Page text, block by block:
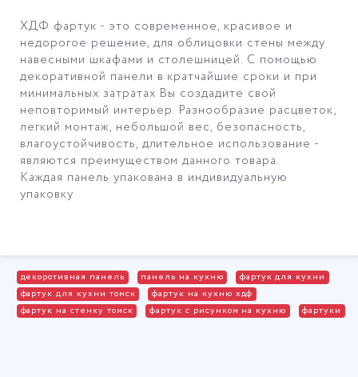
ХДФ фартук - это современное, красивое и
недорогое решение, для облицовки стены между
навесными шкафами и столешницей. С помощью
декоративной панели в кратчайшие сроки и при
минимальных затратах Вы создадите свой
неповторимый интерьер. Разнообразие расцветок,
легкий монтаж, небольшой вес, безопасность,
влагоустойчивость, длительное использование -
являются преимуществом данного товара.
Каждая панель упакована в индивидуальную
упаковку
декоротивная панель панель на кухню
фартук для кухни
фартук для кухни томск
фартук на кухню хдф
фартук на стенку томск
фартук с рисунком на кухню фартуки